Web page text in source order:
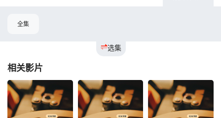
选集
全集
相关影片